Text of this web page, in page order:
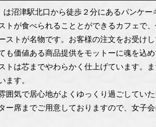
沼津駅北口から徒歩２分にあるパンケ
トが食べられることとができるカフェで
ストが名物です。お客様の注文をお受け
も価値ある商品提供をモットーに魂を込
トは芯までやわらかく仕上げています。
ます。
囲気で居心地がよくゆっくり過ごしていた
ー席までご用意しておりますので、女子